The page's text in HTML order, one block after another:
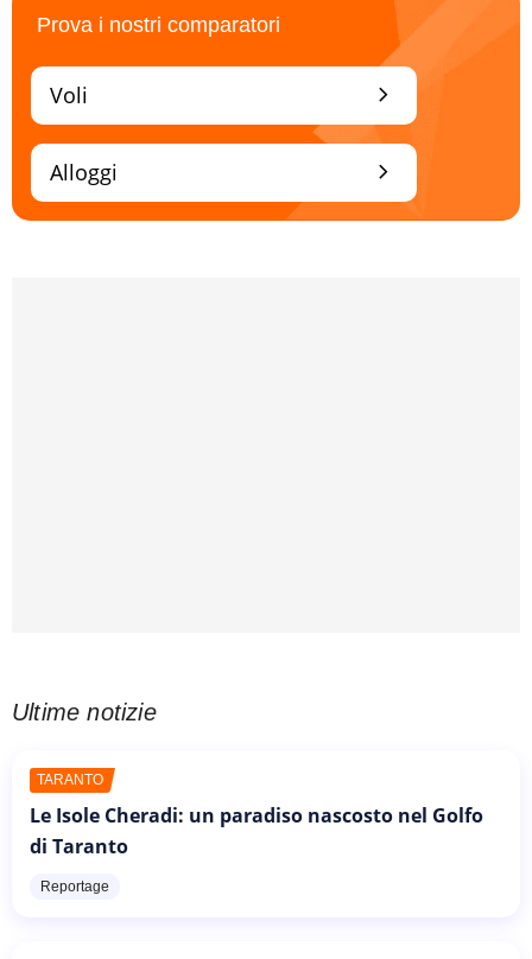
Prova i nostri comparatori
chevron_right
Voli
chevron_right
Alloggi
Ultime notizie
TARANTO
Le Isole Cheradi: un paradiso nascosto nel Golfo
di Taranto
Reportage